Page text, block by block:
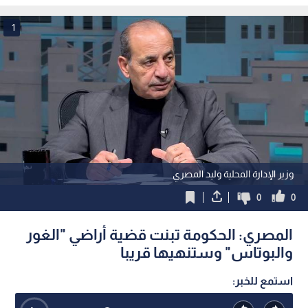
وزير الإدارة المحلية وليد المصري
1
0
0
المصري: الحكومة تبنت قضية أراضي "الغور
والبوتاس" وستنهيها قريبا
استمع للخبر: